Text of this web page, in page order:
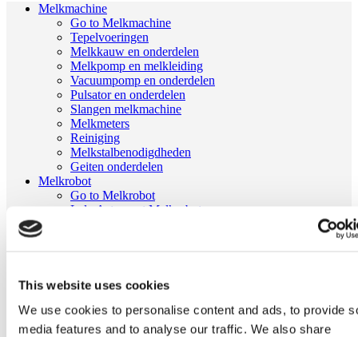
This website uses cookies
We use cookies to personalise content and ads, to provide
media features and to analyse our traffic. We also share
Melkmachine
Go to Melkmachine
Tepelvoeringen
Melkkauw en onderdelen
Melkpomp en melkleiding
Vacuumpomp en onderdelen
Pulsator en onderdelen
Slangen melkmachine
Melkmeters
Reiniging
Melkstalbenodigdheden
Geiten onderdelen
Melkrobot
Go to Melkrobot
Lely Astronaut Melkrobot
Stal benodigdheden
Koeborstel
Ambic onderdelen